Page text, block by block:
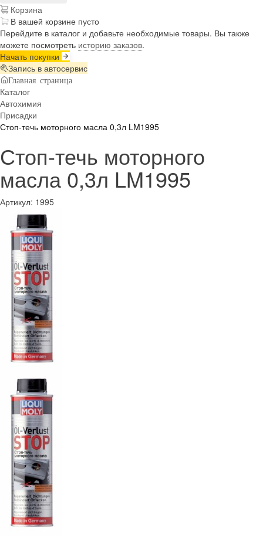
Корзина
В вашей корзине пусто
Перейдите в каталог и добавьте необходимые товары. Вы также
можете посмотреть историю заказов.
Начать покупки
Запись в автосервис
Главная страница
Каталог
Автохимия
Присадки
Стоп-течь моторного масла 0,3л LM1995
Стоп-течь моторного
масла 0,3л LM1995
Артикул: 1995